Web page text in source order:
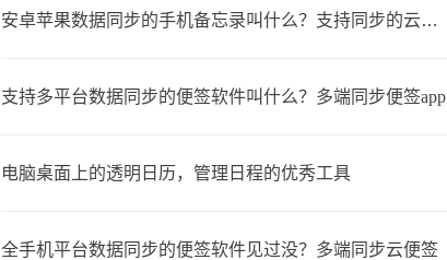
安卓苹果数据同步的手机备忘录叫什么？支持同步的云备忘录
支持多平台数据同步的便签软件叫什么？多端同步便签app
电脑桌面上的透明日历，管理日程的优秀工具
全手机平台数据同步的便签软件见过没？多端同步云便签